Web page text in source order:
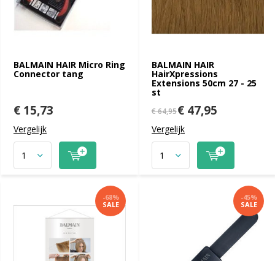
BALMAIN HAIR Micro Ring
Connector tang
€ 15,73
Vergelijk
BALMAIN HAIR
HairXpressions
Extensions 50cm 27 - 25
st
€ 64,95€ 47,95
Vergelijk
-68%
SALE
-45%
SALE